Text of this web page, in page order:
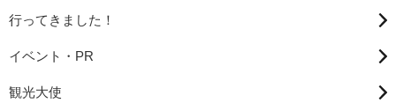
行ってきました！
イベント・PR
観光大使